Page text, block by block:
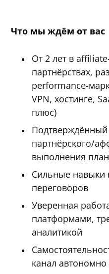
Что мы ждём от вас
От 2 лет в
партнёрствах,
performance-
VPN, хостинге,
плюс)
Подтверждённый
партнёрского/
выполнения
Сильные навыки
переговоров
Уверенная
платформами,
аналитикой
канал